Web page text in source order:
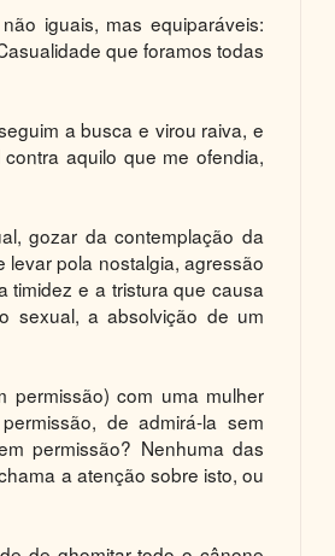
iguais, mas equiparáveis:
que foramos todas
a busca e virou raiva, e
aquilo que me ofendia,
gozar da contemplação da
pola nostalgia, agressão
timidez e a tristura que causa
sexual, a absolvição de um
permissão) com uma mulher
de admirá-la sem
permissão? Nenhuma das
a atenção sobre isto, ou